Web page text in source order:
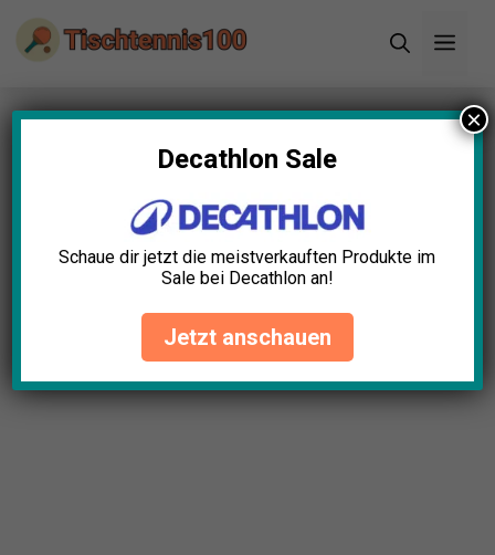
Zum
Inhalt
Startseite»Blog»Tischtennisplatte Turnier Test:
Die 5 besten (Bestenliste)
Tischtennisplatte Turnier
Test: Die 5 besten
(Bestenliste)
Decathlon Sale
Schaue dir jetzt die meistverkauften Produkte im
Sale bei Decathlon an!
Jetzt anschauen
×